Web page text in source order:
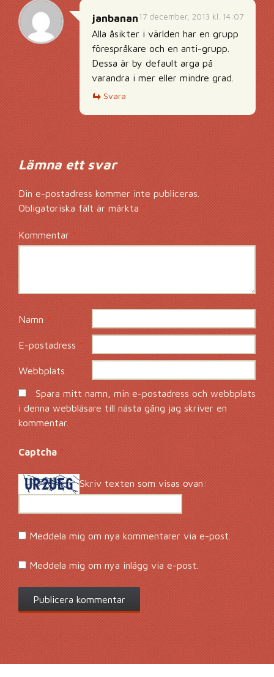
17 december, 2013 kl. 14:07
janbanan
Alla åsikter i världen har en grupp
förespråkare och en anti-grupp.
Dessa är by default arga på
varandra i mer eller mindre grad.
Svara
Lämna ett svar
Din e-postadress kommer inte publiceras.
Obligatoriska fält är märkta*
Kommentar*
Namn*
E-postadress*
Webbplats
Spara mitt namn, min e-postadress och webbplats
i denna webbläsare till nästa gång jag skriver en
kommentar.
Captcha *
Skriv texten som visas ovan:
Meddela mig om nya kommentarer via e-post.
Meddela mig om nya inlägg via e-post.